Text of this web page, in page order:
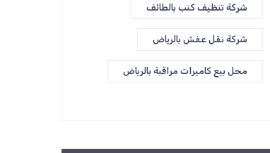
شركة تنظيف كنب بالطائف
شركة نقل عفش بالرياض
محل بيع كاميرات مراقبة بالرياض